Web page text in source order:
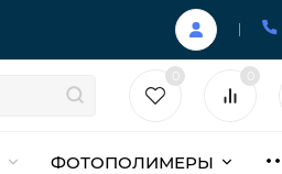
ФОТОПОЛИМЕРЫ